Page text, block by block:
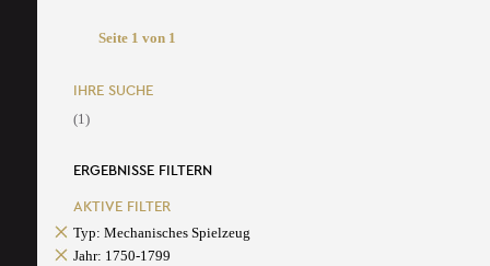
Seite 1 von 1
IHRE SUCHE
(1)
ERGEBNISSE FILTERN
AKTIVE FILTER
Typ: Mechanisches Spielzeug
Jahr: 1750-1799